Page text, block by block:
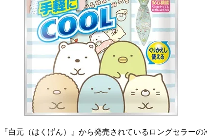
白元（はくげん）』から発売されているロングセラーの